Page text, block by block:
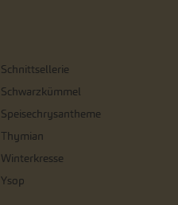
Schnittsellerie
Schwarzkümmel
Speisechrysantheme
Thymian
Winterkresse
Ysop